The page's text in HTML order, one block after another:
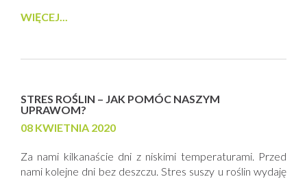
WIĘCEJ...
STRES ROŚLIN – JAK POMÓC NASZYM
UPRAWOM?
08 KWIETNIA 2020
Za nami kilkanaście dni z niskimi temperaturami. Przed
nami kolejne dni bez deszczu. Stres suszy u roślin wydaję